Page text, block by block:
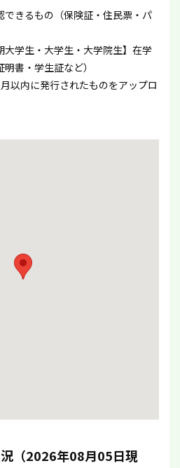
できるもの（保険証・住民票・パ
大学生・大学生・大学院生】在学
書・学生証など）
以内に発行されたものをアップロ
（2026年08月05日現